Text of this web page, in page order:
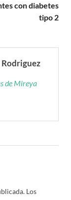
con diabetes
tipo 2
de Mireya
Los